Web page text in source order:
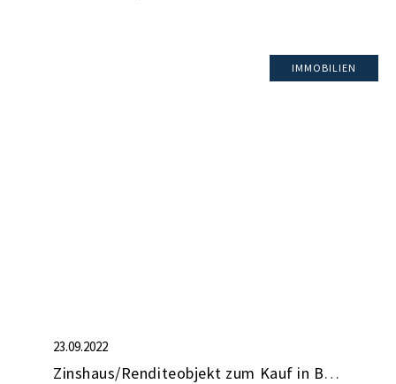
ruhiger Innenhof – Erdgas-Zentralheizung –IMMOBILIEN
23.09.2022
Zinshaus/Renditeobjekt zum Kauf in Berlin (nicht mehr verfügbar)